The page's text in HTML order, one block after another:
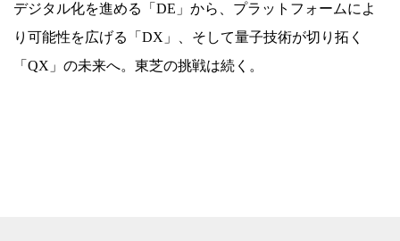
デジタル化を進める「DE」から、プラットフォームによ
り可能性を広げる「DX」、そして量子技術が切り拓く
「QX」の未来へ。東芝の挑戦は続く。